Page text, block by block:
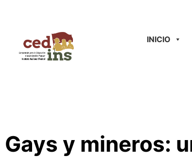
INICIO
Gays y mineros: